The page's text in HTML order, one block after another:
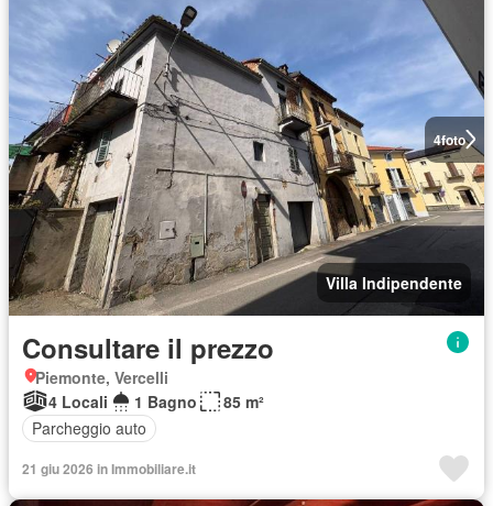
4foto
Villa Indipendente
Consultare il prezzo
Piemonte, Vercelli
4 Locali
1 Bagno
85 m²
Parcheggio auto
21 giu 2026 in Immobiliare.it